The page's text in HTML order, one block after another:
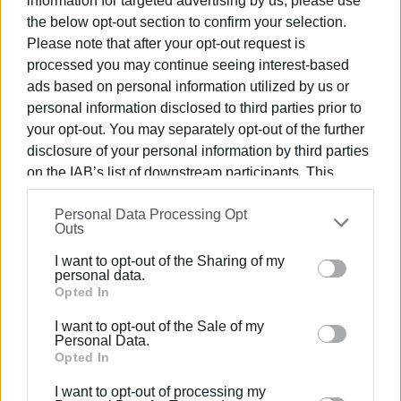
the below opt-out section to confirm your selection.
Please note that after your opt-out request is
processed you may continue seeing interest-based
ads based on personal information utilized by us or
personal information disclosed to third parties prior to
your opt-out. You may separately opt-out of the further
disclosure of your personal information by third parties
on the IAB’s list of downstream participants. This
information may also be disclosed by us to third parties
on theIAB’s List of Downstream Participants
that may
further disclose it to other third parties.
Please note that this website/app uses one or more
Google services and may gather and store information
behaviour. You may click to grant or deny consent to
Google and its third-party tags to use your data for
Personal Data Processing Opt
Outs
I want to opt-out of the Sharing of my
personal data.
Opted In
I want to opt-out of the Sale of my
Personal Data.
Opted In
I want to opt-out of processing my
πλαίσιο για τις νησιωτικές περιφέρειες.
Παράλληλα, ο Σπ. Ιωάννου στάθηκε στην ανάγκη
ενίσχυσης των ΟΤΑ με εξειδικευμένο επιστημονικό
προσωπικό, σύγχρονα ψηφιακά εργαλεία και αξιοποίηση
της τεχνητής νοημοσύνης, ώστε να αντιμετωπιστούν
τόσο οι καθημερινές διοικητικές ανάγκες όσο και οι
νέες προκλήσεις που δημιουργεί η κλιματική κρίση.
Αυτοδιοίκησης, το χαρακτήρισε ένα θετικό πρώτο
τις χρόνιες παθογένειες του συστήματος και δεν
ενσωματώνει επαρκώς τις διαχρονικές θέσεις της
κατοχύρωση της θεσμικής και οικονομικής
ανεξαρτησίας των ΟΤΑ προϋποθέτει ακόμη και